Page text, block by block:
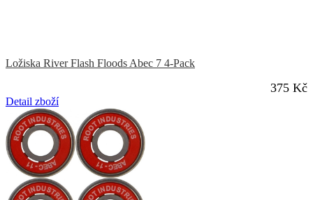
Ložiska River Flash Floods Abec 7 4-Pack
375 Kč
Detail zboží